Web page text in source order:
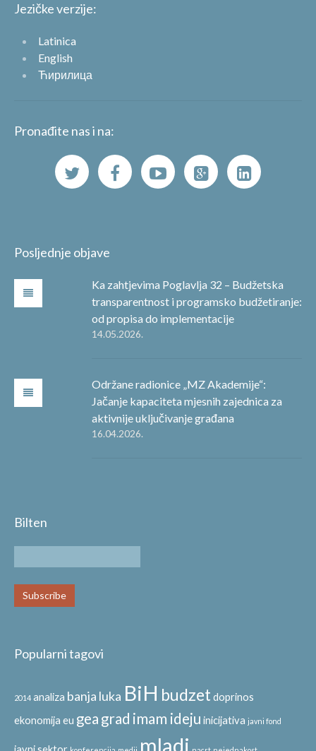
Jezičke verzije:
Latinica
English
Ћирилица
Pronađite nas i na:
Posljednje objave
Ka zahtjevima Poglavlja 32 – Budžetska
transparentnost i programsko budžetiranje:
od propisa do implementacije
14.05.2026.
Održane radionice „MZ Akademije“:
Jačanje kapaciteta mjesnih zajednica za
aktivnije uključivanje građana
16.04.2026.
Bilten
Popularni tagovi
2014 analiza banja luka BiH budzet doprinos
ekonomija eu gea grad imam ideju inicijativa javni fond
mladi